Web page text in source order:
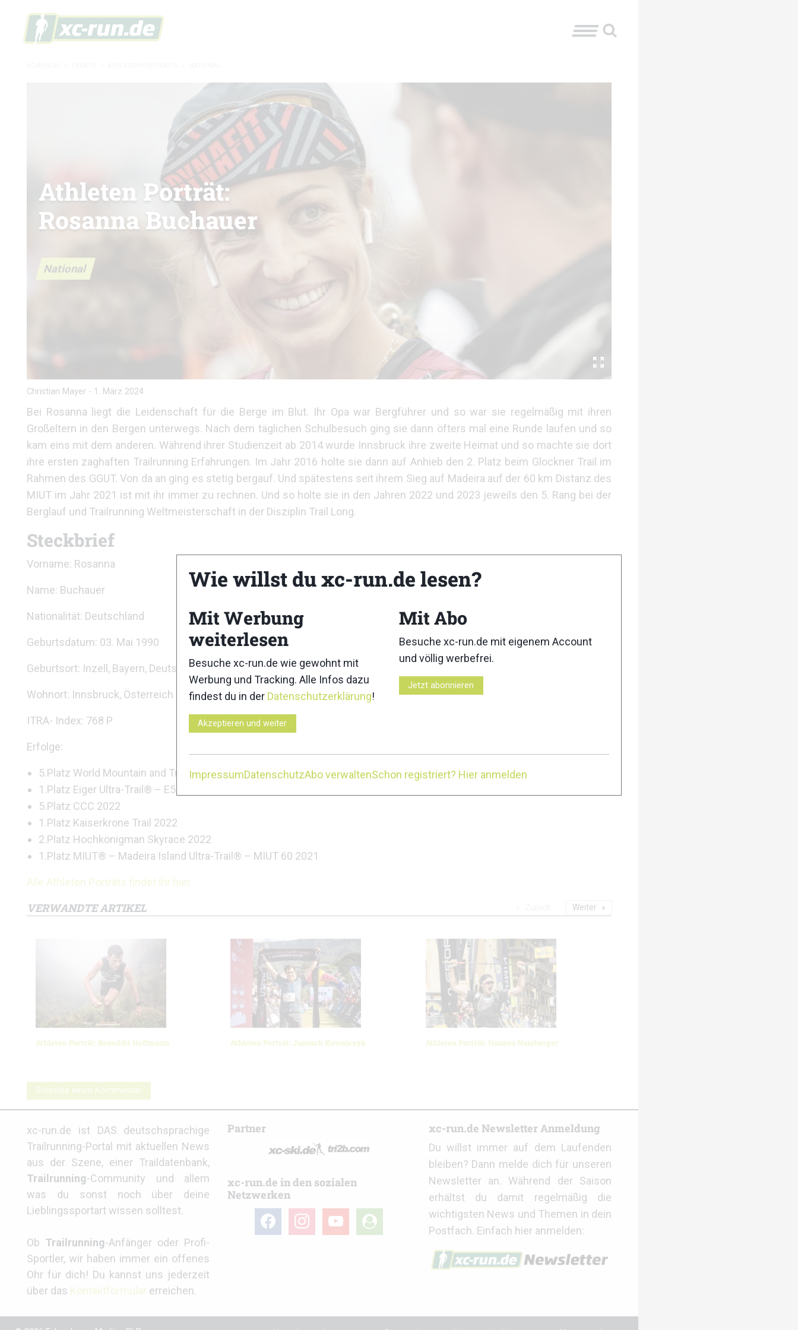
National
Athleten Porträt:
Rosanna Buchauer
Christian Mayer - 1. März 2024
Bei Rosanna liegt die Leidenschaft für die Berge im Blut. Ihr Opa war Bergführer und so war sie regelmäßig mit ihren
Großeltern in den Bergen unterwegs. Nach dem täglichen Schulbesuch ging sie dann öfters mal eine Runde laufen und so
kam eins mit dem anderen. Während ihrer Studienzeit ab 2014 wurde Innsbruck ihre zweite Heimat und so machte sie dort
ihre ersten zaghaften Trailrunning Erfahrungen. Im Jahr 2016 holte sie dann auf Anhieb den 2. Platz beim Glockner Trail im
Rahmen des GGUT. Von da an ging es stetig bergauf. Und spätestens seit ihrem Sieg auf Madeira auf der 60 km Distanz des
MIUT im Jahr 2021 ist mit ihr immer zu rechnen. Und so holte sie in den Jahren 2022 und 2023 jeweils den 5. Rang bei der
Berglauf und Trailrunning Weltmeisterschaft in der Disziplin Trail Long.
Steckbrief
Vorname: Rosanna
Name: Buchauer
Nationalität: Deutschland
Geburtsdatum: 03. Mai 1990
Geburtsort: Inzell, Bayern, Deutschland
Wohnort: Innsbruck, Österreich
ITRA- Index: 768 P
Erfolge:
5.Platz World Mountain and Trail Running Championships Innsbruck-Stubai – Trail Long 2023
1.Platz Eiger Ultra-Trail® – E51 2022
5.Platz CCC 2022
1.Platz Kaiserkrone Trail 2022
2.Platz Hochkönigman Skyrace 2022
1.Platz MIUT® – Madeira Island Ultra-Trail® – MIUT 60 2021
Alle Athleten Porträts findet ihr hier
VERWANDTE ARTIKEL
Athleten Porträt: Benedikt Hoffmann Athleten Porträt: Janosch Kowalczyk Athleten Porträt: Hannes Namberger
Weiter
Schreibe einen Kommentar
xc-run.de ist DAS deutschsprachige
Trailrunning-Portal mit aktuellen News
aus der Szene, einer Traildatenbank,
Trailrunning-Community und allem
was du sonst noch über deine
Lieblingssportart wissen solltest.
Ob Trailrunning-Anfänger oder Profi-
Sportler, wir haben immer ein offenes
Ohr für dich! Du kannst uns jederzeit
über das Kontaktformular erreichen.
Partner
xc-run.de in den sozialen
Netzwerken
facebookinstagramyoutube
user-
circle
xc-run.de Newsletter Anmeldung
Du willst immer auf dem Laufenden
bleiben? Dann melde dich für unseren
Newsletter an. Während der Saison
erhältst du damit regelmäßig die
wichtigsten News und Themen in dein
Postfach. Einfach hier anmelden:
Wie willst du xc-run.de lesen?
Mit Werbung
weiterlesen
Besuche xc-run.de wie gewohnt mit
Werbung und Tracking. Alle Infos dazu
findest du in der Datenschutzerklärung!
Akzeptieren und weiter
Mit Abo
Besuche xc-run.de mit eigenem Account
und völlig werbefrei.
Jetzt abonnieren
ImpressumDatenschutzAbo verwaltenSchon registriert? Hier anmelden